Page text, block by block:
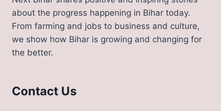
about the progress happening in Bihar today.
From farming and jobs to business and culture,
we show how Bihar is growing and changing for
the better.
Contact Us